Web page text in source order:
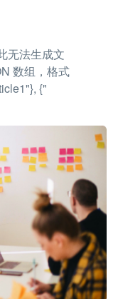
无法生成文
数组，格式
{"